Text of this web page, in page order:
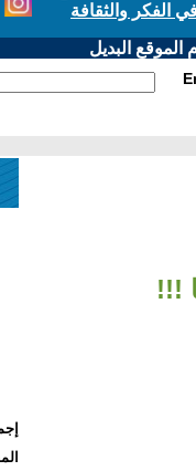
الفكر والثقافة
الموقع البديل
!!!